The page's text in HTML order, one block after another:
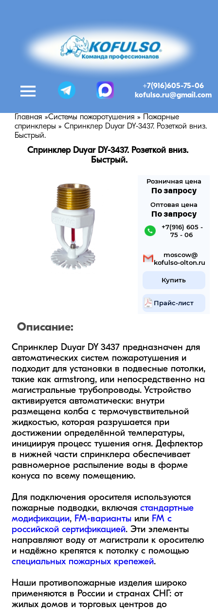
+7(916)605-75-06
kofulso.ru@gmail.com
Главная »Системы пожаротушения » Пожарные
спринклеры » Спринклер Duyar DY-3437. Розеткой вниз.
Быстрый.
Спринклер Duyar DY-3437. Розеткой вниз.
Быстрый.
Розничная цена
По запросу
Оптовая цена
По запросу
+7(916) 605 -
75 - 06
mosсow@
kofulso-olton.ru
Купить
Прайс-лист
Описание:
Спринклер Duyar DY 3437 предназначен для
автоматических систем пожаротушения и
подходит для установки в подвесные потолки,
такие как armstrong, или непосредственно на
магистральные трубопроводы. Устройство
активируется автоматически: внутри
размещена колба с термочувствительной
жидкостью, которая разрушается при
достижении определённой температуры,
инициируя процесс тушения огня. Дефлектор
в нижней части спринклера обеспечивает
равномерное распыление воды в форме
конуса по всему помещению.
Для подключения оросителя используются
пожарные подводки, включая стандартные
модификации, FM-варианты или FM с
российской сертификацией. Эти элементы
направляют воду от магистрали к оросителю
специальных пожарных крепежей.
Наши противопожарные изделия широко
применяются в России и странах СНГ: от
жилых домов и торговых центров до